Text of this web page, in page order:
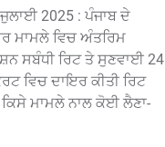
2025 : ਪੰਜਾਬ ਦੇ
ਮਾਮਲੇ ਵਿਚ ਅੰਤਰਿਮ
ਸਬੰਧੀ ਰਿਟ ਤੇ ਸੁਣਵਾਈ 24
ਵਿਚ ਦਾਇਰ ਕੀਤੀ ਰਿਟ
ਮਾਮਲੇ ਨਾਲ ਕੋਈ ਲੈਣਾ-